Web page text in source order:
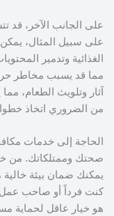
على الجانب الآخر، قد
على سبيل المثال، يمكن
الغذائية وتدمير
مما قد يسبب مخاطر
آثار وتلويث الطعام،
من الضروري اتخاذ
الحاجة إلى خدمات
صحتك وممتلكاتك. من
يمكنك ضمان بيئة خالية
كنت فرداً أو صاحب
هو خيار عاقل لحماية